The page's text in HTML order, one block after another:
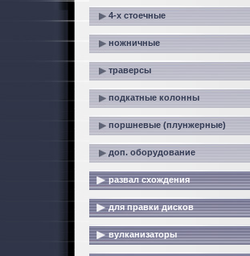
4-х стоечные
ножничные
траверсы
подкатные колонны
поршневые (плунжерные)
доп. оборудование
развал схождения
для правки дисков
вулканизаторы